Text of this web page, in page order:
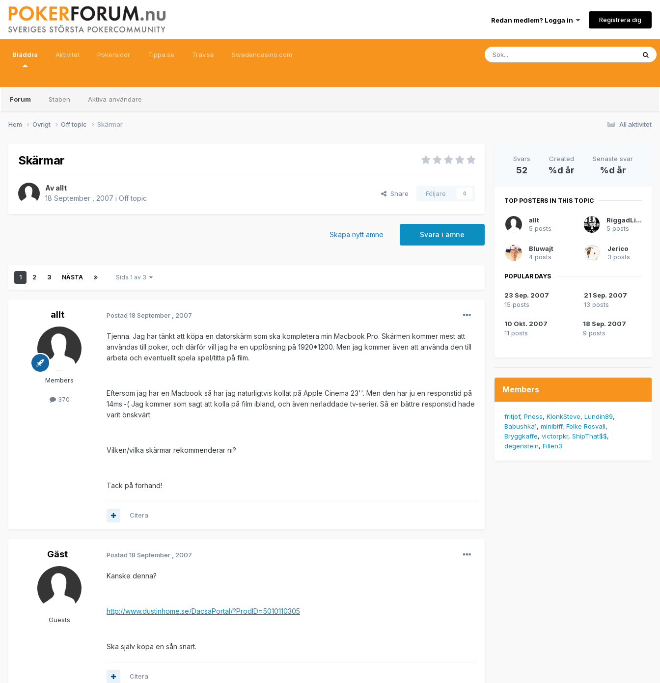
Redan medlem? Logga in Registrera dig
Bläddra
Forum Staben Aktiva användare
Aktivitet Pokersidor Tippa.se Trav.se Swedencasino.com
All aktivitet
Hem Övrigt Off topic Skärmar
Skärmar
Av allt
18 September , 2007 i Off topic
Share Följare 0
Svara i ämne
Skapa nytt ämne
1 2 3 NÄSTA Sida 1 av 3
allt
Members
370
Postad 18 September , 2007
Tjenna. Jag har tänkt att köpa en datorskärm som ska kompletera min Macbook Pro. Skärmen kommer mest att
användas till poker, och därför vill jag ha en upplösning på 1920*1200. Men jag kommer även att använda den till
arbeta och eventuellt spela spel/titta på film.
Eftersom jag har en Macbook så har jag naturligtvis kollat på Apple Cinema 23''. Men den har ju en responstid på
14ms:-( Jag kommer som sagt att kolla på film ibland, och även nerladdade tv-serier. Så en bättre responstid hade
varit önskvärt.
Vilken/vilka skärmar rekommenderar ni?
Tack på förhand!
Citera
Gäst
Guests
Postad 18 September , 2007
Kanske denna?
http://www.dustinhome.se/DacsaPortal/?ProdID=5010110305
Ska själv köpa en sån snart.
Citera
Svars
52
Created
%d år
Senaste svar
%d år
TOP POSTERS IN THIS TOPIC
allt
5 posts
RiggadLina
5 posts
Bluwajt
4 posts
Jerico
3 posts
POPULAR DAYS
23 Sep. 2007
15 posts
21 Sep. 2007
13 posts
10 Okt. 2007
11 posts
18 Sep. 2007
9 posts
Members
fritjof Pness KlonkSteve Lundin89
Babushka1 minibiff Folke Rosvall
Bryggkaffe victorpkr ShipThat$$
degenstein Fillen3